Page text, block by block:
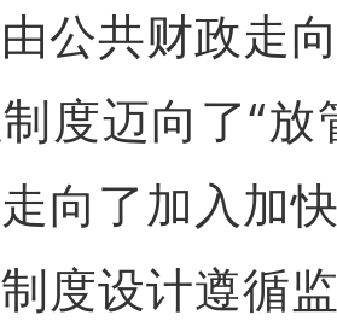
公共财政走
度迈向了“
向了加入加
度设计遵循